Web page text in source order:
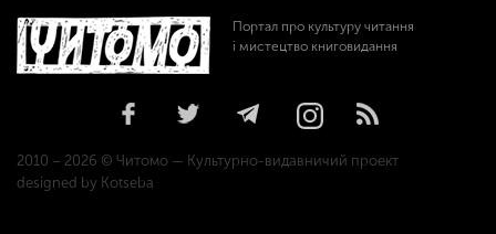
Портал про культуру читання
і мистецтво книговидання
2010 – 2026 © Читомо — Культурно-видавничий проект
designed by Kotseba